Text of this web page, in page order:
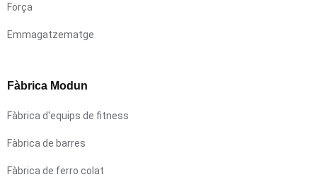
Força
Emmagatzematge
Fàbrica Modun
Fàbrica d'equips de fitness
Fàbrica de barres
Fàbrica de ferro colat